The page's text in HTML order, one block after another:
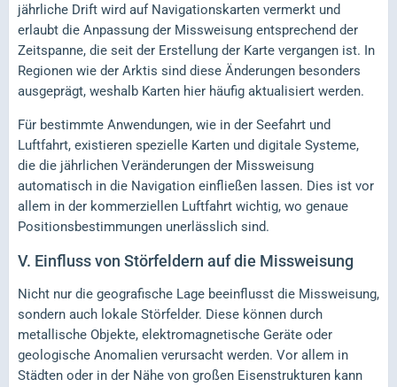
jährliche Drift wird auf Navigationskarten vermerkt und
erlaubt die Anpassung der Missweisung entsprechend der
Zeitspanne, die seit der Erstellung der Karte vergangen ist. In
Regionen wie der Arktis sind diese Änderungen besonders
ausgeprägt, weshalb Karten hier häufig aktualisiert werden.
Für bestimmte Anwendungen, wie in der Seefahrt und
Luftfahrt, existieren spezielle Karten und digitale Systeme,
die die jährlichen Veränderungen der Missweisung
automatisch in die Navigation einfließen lassen. Dies ist vor
allem in der kommerziellen Luftfahrt wichtig, wo genaue
Positionsbestimmungen unerlässlich sind.
V. Einfluss von Störfeldern auf die Missweisung
Nicht nur die geografische Lage beeinflusst die Missweisung,
sondern auch lokale Störfelder. Diese können durch
metallische Objekte, elektromagnetische Geräte oder
geologische Anomalien verursacht werden. Vor allem in
Städten oder in der Nähe von großen Eisenstrukturen kann